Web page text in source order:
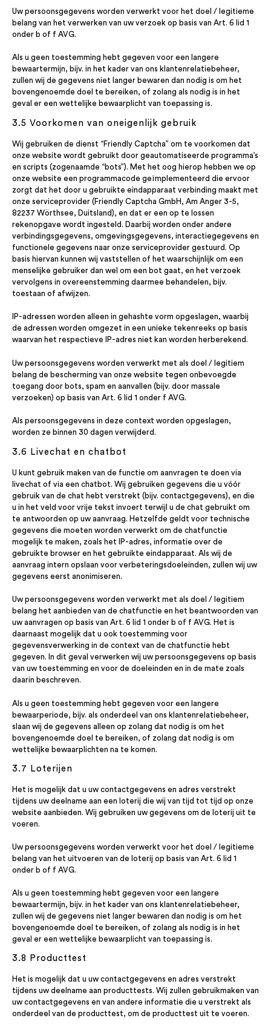
Uw persoonsgegevens worden verwerkt voor het doel / legitieme
belang van het verwerken van uw verzoek op basis van Art. 6 lid 1
onder b of f AVG.
Als u geen toestemming hebt gegeven voor een langere
bewaartermijn, bijv. in het kader van ons klantenrelatiebeheer,
zullen wij de gegevens niet langer bewaren dan nodig is om het
bovengenoemde doel te bereiken, of zolang als nodig is in het
geval er een wettelijke bewaarplicht van toepassing is.
3.5 Voorkomen van oneigenlijk gebruik
Wij gebruiken de dienst “Friendly Captcha” om te voorkomen dat
onze website wordt gebruikt door geautomatiseerde programma’s
en scripts (zogenaamde “bots”). Met het oog hierop hebben we op
onze website een programmacode geïmplementeerd die ervoor
zorgt dat het door u gebruikte eindapparaat verbinding maakt met
onze serviceprovider (Friendly Captcha GmbH, Am Anger 3-5,
82237 Wörthsee, Duitsland), en dat er een op te lossen
rekenopgave wordt ingesteld. Daarbij worden onder andere
verbindingsgegevens, omgevingsgegevens, interactiegegevens en
functionele gegevens naar onze serviceprovider gestuurd. Op
basis hiervan kunnen wij vaststellen of het waarschijnlijk om een
menselijke gebruiker dan wel om een bot gaat, en het verzoek
vervolgens in overeenstemming daarmee behandelen, bijv.
toestaan of afwijzen.
IP-adressen worden alleen in gehashte vorm opgeslagen, waarbij
de adressen worden omgezet in een unieke tekenreeks op basis
waarvan het respectieve IP-adres niet kan worden herberekend.
Uw persoonsgegevens worden verwerkt met als doel / legitiem
belang de bescherming van onze website tegen onbevoegde
toegang door bots, spam en aanvallen (bijv. door massale
verzoeken) op basis van Art. 6 lid 1 onder f AVG.
Als persoonsgegevens in deze context worden opgeslagen,
worden ze binnen 30 dagen verwijderd.
3.6 Livechat en chatbot
U kunt gebruik maken van de functie om aanvragen te doen via
livechat of via een chatbot. Wij gebruiken gegevens die u vóór
gebruik van de chat hebt verstrekt (bijv. contactgegevens), en die
u in het veld voor vrije tekst invoert terwijl u de chat gebruikt om
te antwoorden op uw aanvraag. Hetzelfde geldt voor technische
gegevens die moeten worden verwerkt om de chatfunctie
mogelijk te maken, zoals het IP-adres, informatie over de
gebruikte browser en het gebruikte eindapparaat. Als wij de
aanvraag intern opslaan voor verbeteringsdoeleinden, zullen wij uw
gegevens eerst anonimiseren.
Uw persoonsgegevens worden verwerkt met als doel / legitiem
belang het aanbieden van de chatfunctie en het beantwoorden van
uw aanvragen op basis van Art. 6 lid 1 onder b of f AVG. Het is
daarnaast mogelijk dat u ook toestemming voor
gegevensverwerking in de context van de chatfunctie hebt
gegeven. In dit geval verwerken wij uw persoonsgegevens op basis
van uw toestemming en voor de doeleinden en in de mate zoals
daarin beschreven.
Als u geen toestemming hebt gegeven voor een langere
bewaarperiode, bijv. als onderdeel van ons klantenrelatiebeheer,
slaan wij de gegevens alleen op zolang dat nodig is om het
bovengenoemde doel te bereiken, of zolang dat nodig is om
wettelijke bewaarplichten na te komen.
3.7 Loterijen
Het is mogelijk dat u uw contactgegevens en adres verstrekt
tijdens uw deelname aan een loterij die wij van tijd tot tijd op onze
website aanbieden. Wij gebruiken uw gegevens om de loterij uit te
voeren.
Uw persoonsgegevens worden verwerkt voor het doel / legitieme
belang van het uitvoeren van de loterij op basis van Art. 6 lid 1
onder b of f AVG.
Als u geen toestemming hebt gegeven voor een langere
bewaartermijn, bijv. in het kader van ons klantenrelatiebeheer,
zullen wij de gegevens niet langer bewaren dan nodig is om het
bovengenoemde doel te bereiken, of zolang als nodig is in het
geval er een wettelijke bewaarplicht van toepassing is.
3.8 Producttest
Het is mogelijk dat u uw contactgegevens en adres verstrekt
tijdens uw deelname aan producttests. Wij zullen gebruikmaken van
uw contactgegevens en van andere informatie die u verstrekt als
onderdeel van de producttest, om de producttest uit te voeren.